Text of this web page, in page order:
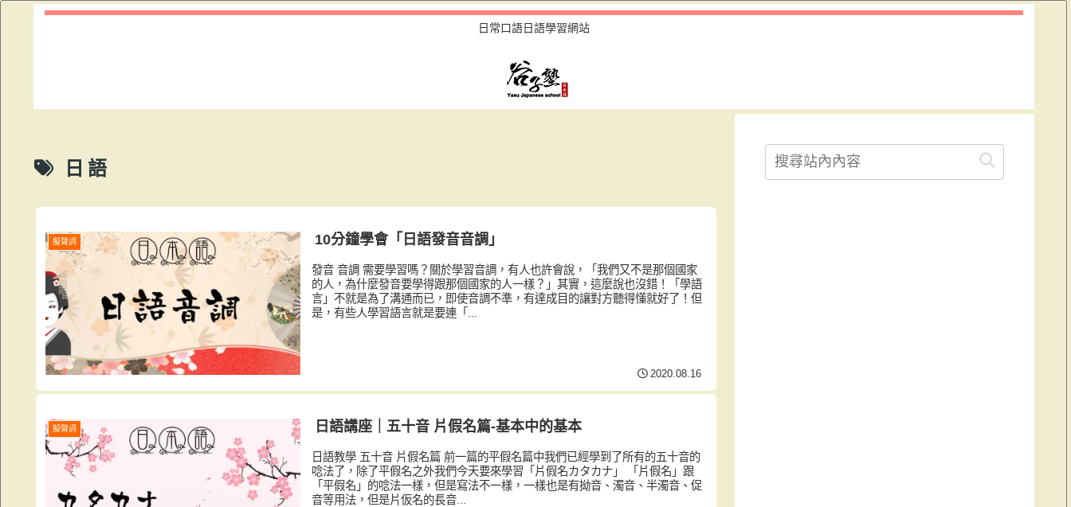
日常口語日語學習網站
日語
擬聲詞 10分鐘學會「日語發音音調」
發音 音調 需要學習嗎？關於學習音調，有人也許會說，「我們又不是那個國家
的人，為什麼發音要學得跟那個國家的人一樣？」其實，這麼說也沒錯！「學語
言」不就是為了溝通而已，即使音調不準，有達成目的讓對方聽得懂就好了！但
是，有些人學習語言就是要連「...
2020.08.16
擬聲詞 日語講座｜五十音 片假名篇-基本中的基本
日語教學 五十音 片假名篇 前一篇的平假名篇中我們已經學到了所有的五十音的
唸法了，除了平假名之外我們今天要來學習「片假名カタカナ」 「片假名」跟
「平假名」的唸法一樣，但是寫法不一樣，一樣也是有拗音、濁音、半濁音、促
音等用法，但是片仮名的長音...